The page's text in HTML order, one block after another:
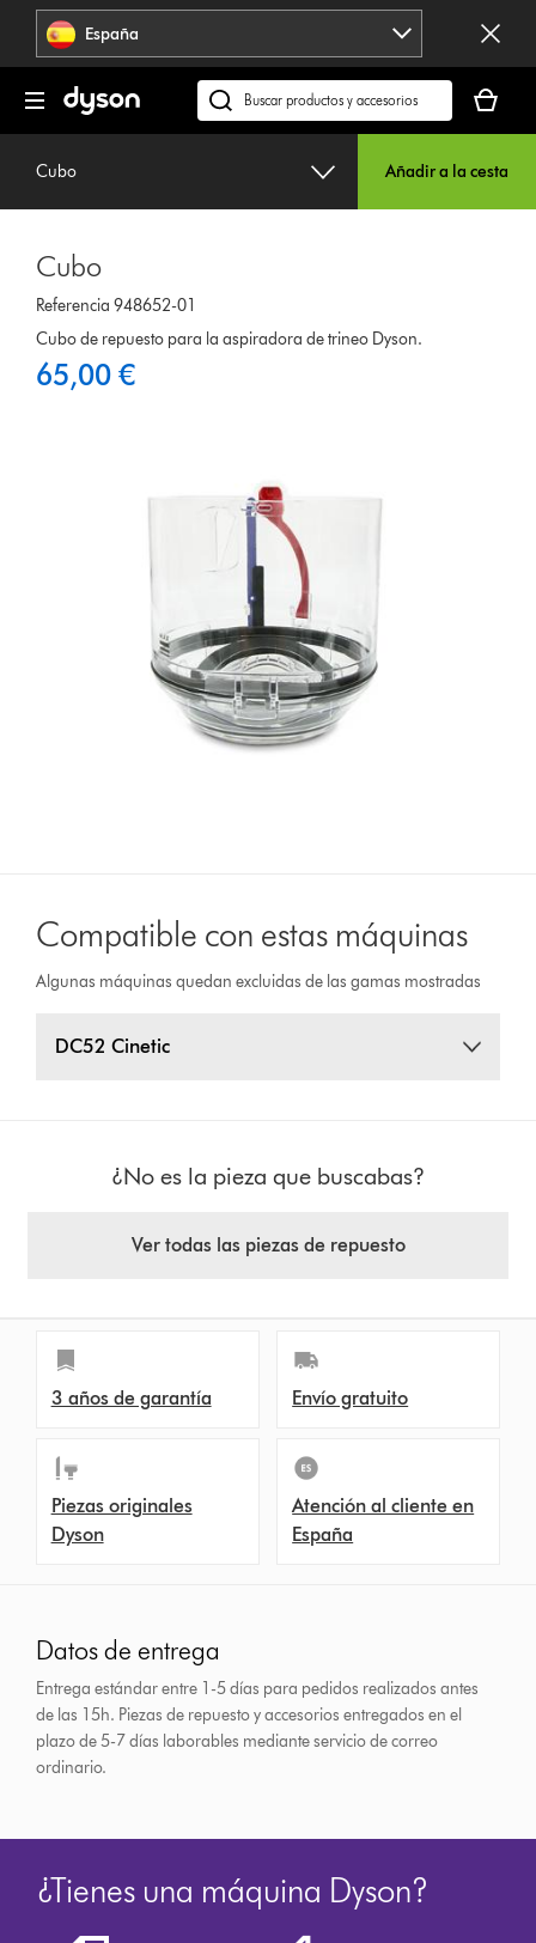
Omitir
navegación España
Buscar
en
cesta
está
Cubo Añadir a la cesta
Cubo
Referencia 948652-01
Cubo de repuesto para la aspiradora de trineo Dyson.
65,00 €
Compatible con estas máquinas
Algunas máquinas quedan excluidas de las gamas mostradas
DC52 Cinetic
¿No es la pieza que buscabas?
Ver todas las piezas de repuesto
3 años de garantía Envío gratuito
Piezas originales
Dyson
Atención al cliente en
España
Datos de entrega
Entrega estándar entre 1-5 días para pedidos realizados antes
de las 15h. Piezas de repuesto y accesorios entregados en el
plazo de 5-7 días laborables mediante servicio de correo
ordinario.
¿Tienes una máquina Dyson?